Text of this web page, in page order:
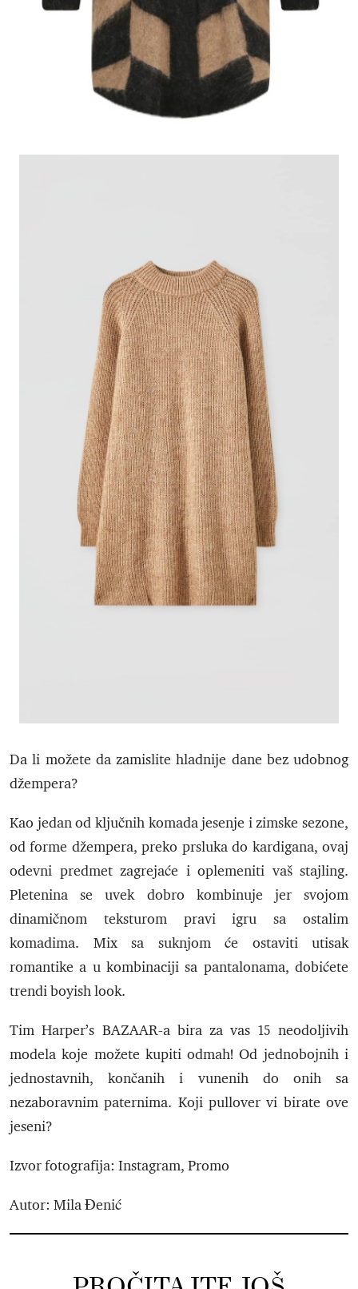
Da li možete da zamislite hladnije dane bez udobnog
džempera?
Kao jedan od ključnih komada jesenje i zimske sezone,
od forme džempera, preko prsluka do kardigana, ovaj
odevni predmet zagrejaće i oplemeniti vaš stajling.
Pletenina se uvek dobro kombinuje jer svojom
dinamičnom teksturom pravi igru sa ostalim
komadima. Mix sa suknjom će ostaviti utisak
romantike a u kombinaciji sa pantalonama, dobićete
trendi boyish look.
Tim Harper’s BAZAAR-a bira za vas 15 neodoljivih
modela koje možete kupiti odmah! Od jednobojnih i
jednostavnih, končanih i vunenih do onih sa
nezaboravnim paternima. Koji pullover vi birate ove
jeseni?
Izvor fotografija: Instagram, Promo
Autor: Mila Đenić